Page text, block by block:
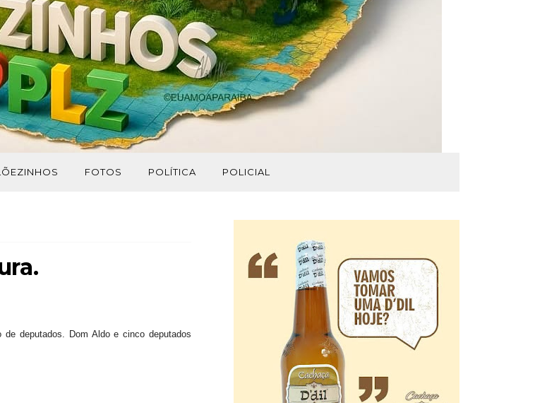
FOTOS POLÍTICA POLICIAL
de deputados. Dom Aldo e cinco deputados